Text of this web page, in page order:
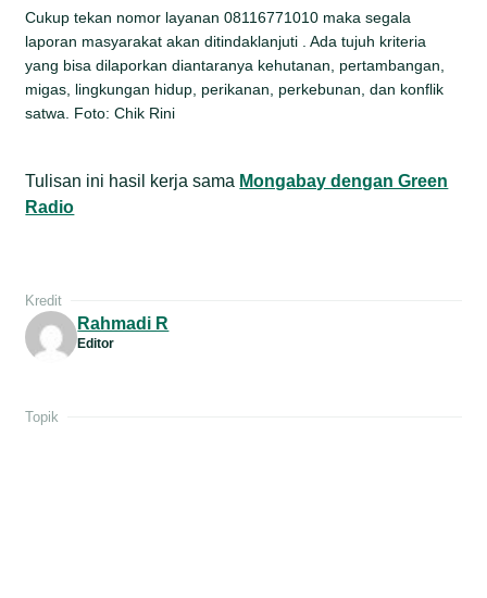
Cukup tekan nomor layanan 08116771010 maka segala
laporan masyarakat akan ditindaklanjuti . Ada tujuh kriteria
yang bisa dilaporkan diantaranya kehutanan, pertambangan,
migas, lingkungan hidup, perikanan, perkebunan, dan konflik
satwa. Foto: Chik Rini
Tulisan ini hasil kerja sama Mongabay dengan Green
Radio
Kredit
Rahmadi R
Editor
Topik